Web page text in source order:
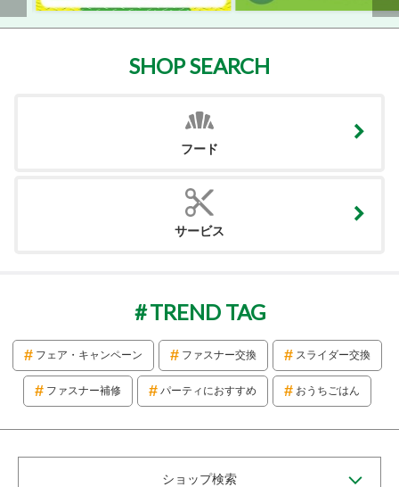
SHOP SEARCH
フード
サービス
TREND TAG
フェア・キャンペーン ファスナー交換 スライダー交換
ファスナー補修 パーティにおすすめ おうちごはん
ショップ検索